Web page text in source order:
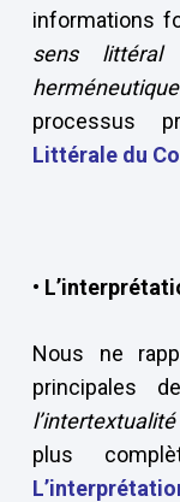
informations
sens littéral
herméneutique
processus
Littérale du
•
Nous ne
principales
l’intertextualité
plus